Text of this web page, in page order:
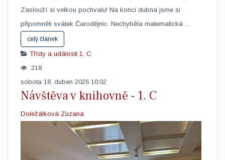
Zaslouží si velkou pochvalu! ​Na konci dubna jsme si
připomněli svátek Čarodějnic. Nechyběla matematická ...
celý článek
Třídy a události 1. C
218
sobota 18. duben 2026 10:02
Návštěva v knihovně - 1. C
Doležálková Zuzana